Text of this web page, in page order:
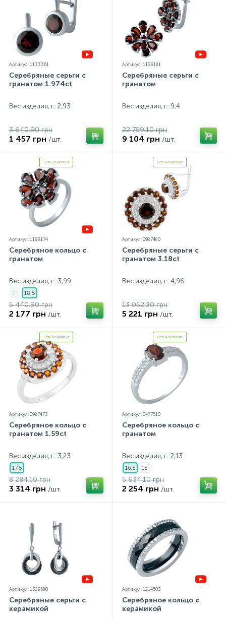
Артикул: 1133361
Серебряные серьги с
гранатом 1.974ct
Вес изделия, г.: 2,93
3 640.90 грн
1 457 грн /шт.
Артикул: 1193181
Серебряные серьги с
гранатом
Вес изделия, г.: 9,4
22 759.10 грн
9 104 грн /шт.
Есть комплект
Артикул: 1193174
Серебряное кольцо с
гранатом
Вес изделия, г.: 3,99
17 18,5
5 440.90 грн
2 177 грн /шт.
Есть комплект
Артикул: 0927480
Серебряные серьги с
гранатом 3.18ct
Вес изделия, г.: 4,96
13 052.30 грн
5 221 грн /шт.
Есть комплект
Артикул: 0927473
Серебряное кольцо с
гранатом 1.59ct
Вес изделия, г.: 3,23
17,5
8 284.10 грн
3 314 грн /шт.
Есть комплект
Артикул: 0477510
Серебряное кольцо с
гранатом
Вес изделия, г.: 2,13
16,5 18
5 634.10 грн
2 254 грн /шт.
Артикул: 1329580
Серебряные серьги с
керамикой
Артикул: 1214503
Серебряное кольцо с
керамикой